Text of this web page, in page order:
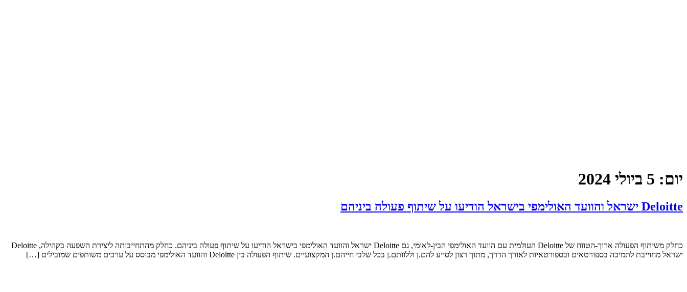
יום: 5 ביולי 2024
Deloitte ישראל והוועד האולימפי בישראל הודיעו על שיתוף פעולה ביניהם
כחלק משיתוף הפעולה ארוך-הטווח של Deloitte העולמית עם הוועד האולימפי הבין-לאומי, גם Deloitte ישראל והוועד האולימפי בישראל הודיעו על שיתוף פעולה ביניהם. כחלק מהתחייבותה ליצירת השפעה בקהילה, Deloitte
ישראל מחוייבת לתמיכה בספורטאים ובספורטאיות לאורך הדרך, מתוך רצון לסייע להם.ן וללוותם.ן בכל שלבי חייהם.ן המקצועיים. שיתוף הפעולה בין Deloitte והוועד האולימפי מבוסס על ערכים משותפים שמובילים […]